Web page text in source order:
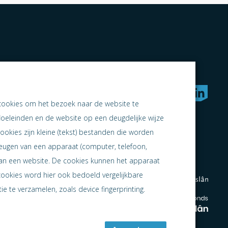
naar samen ondernemen
om het bezoek naar de website te
en de website op een deugdelijke wijze
zijn kleine (tekst) bestanden die worden
van een apparaat (computer, telefoon,
een website. De cookies kunnen het apparaat
word hier ook bedoeld vergelijkbare
te verzamelen, zoals device fingerprinting.